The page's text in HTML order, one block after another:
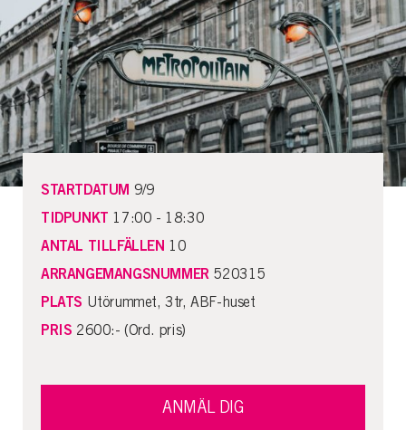
STARTDATUM 9/9
TIDPUNKT 17:00 - 18:30
ANTAL TILLFÄLLEN 10
ARRANGEMANGSNUMMER 520315
PLATS Utörummet, 3tr, ABF-huset
PRIS 2600:- (Ord. pris)
ANMÄL DIG